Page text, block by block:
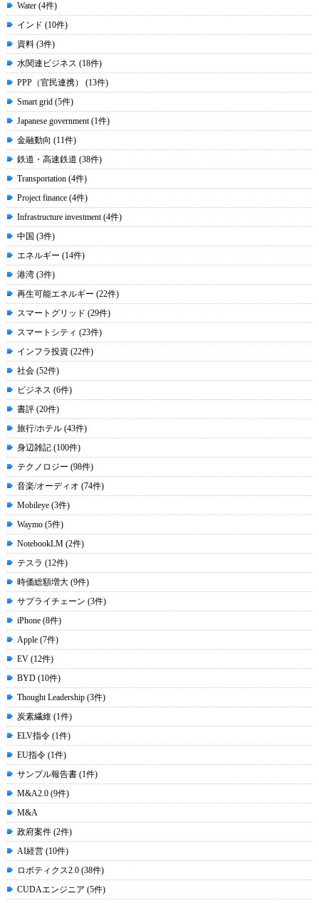
Water (4件)
インド (10件)
資料 (3件)
水関連ビジネス (18件)
PPP（官民連携） (13件)
Smart grid (5件)
Japanese government (1件)
金融動向 (11件)
鉄道・高速鉄道 (38件)
Transportation (4件)
Project finance (4件)
Infrastructure investment (4件)
中国 (3件)
エネルギー (14件)
港湾 (3件)
再生可能エネルギー (22件)
スマートグリッド (29件)
スマートシティ (23件)
インフラ投資 (22件)
社会 (52件)
ビジネス (6件)
書評 (20件)
旅行/ホテル (43件)
身辺雑記 (100件)
テクノロジー (98件)
音楽/オーディオ (74件)
Mobileye (3件)
Waymo (5件)
NotebookLM (2件)
テスラ (12件)
時価総額増大 (9件)
サプライチェーン (3件)
iPhone (8件)
Apple (7件)
EV (12件)
BYD (10件)
Thought Leadership (3件)
炭素繊維 (1件)
ELV指令 (1件)
EU指令 (1件)
サンプル報告書 (1件)
M&A2.0 (9件)
M&A
政府案件 (2件)
AI経営 (10件)
ロボティクス2.0 (38件)
CUDAエンジニア (5件)